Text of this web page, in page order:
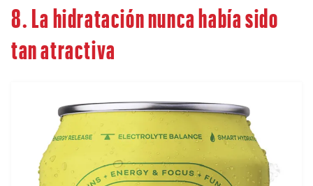
8. La hidratación nunca había sido
tan atractiva